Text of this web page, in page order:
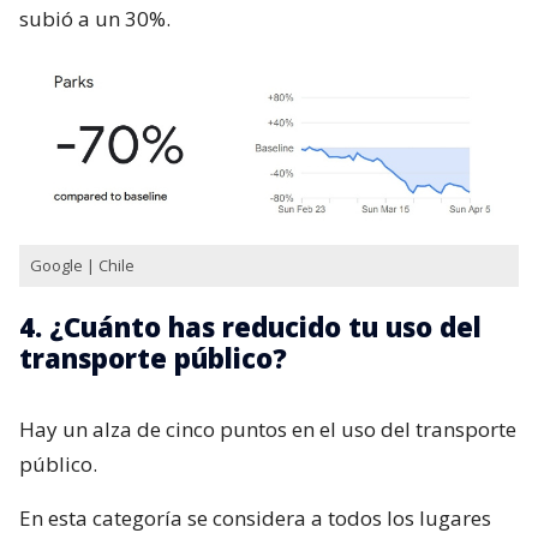
subió a un 30%.
Google | Chile
4. ¿Cuánto has reducido tu uso del
transporte público?
Hay un alza de cinco puntos en el uso del transporte
público.
En esta categoría se considera a todos los lugares